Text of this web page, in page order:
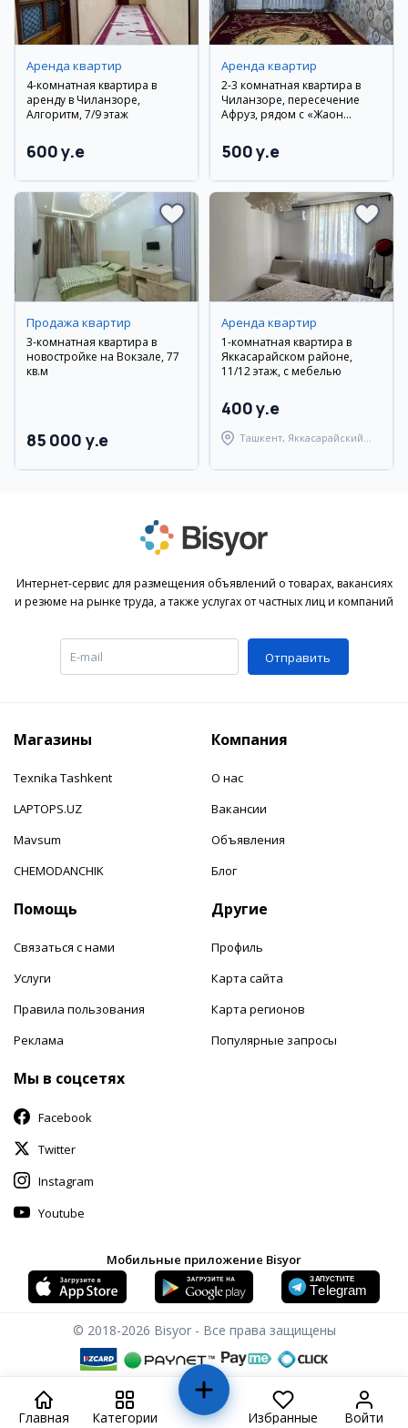
Аренда квартир
4-комнатная квартира в
аренду в Чиланзоре,
Алгоритм, 7/9 этаж
600 y.e
Аренда квартир
2-3 комнатная квартира в
Чиланзоре, пересечение
Афруз, рядом с «Жаҳон
500 y.e
Продажа квартир
3-комнатная квартира в
новостройке на Вокзале, 77
кв.м
85 000 y.e
Аренда квартир
1-комнатная квартира в
Яккасарайском районе,
11/12 этаж, с мебелью
400 y.e
Ташкент, Яккасарайский
Интернет-сервис для размещения объявлений о товарах, вакансиях
и резюме на рынке труда, а также услугах от частных лиц и компаний
Отправить
Магазины
Texnika Tashkent
LAPTOPS.UZ
Mavsum
CHEMODANCHIK
Компания
О нас
Вакансии
Объявления
Блог
Помощь
Связаться с нами
Услуги
Правила пользования
Реклама
Другие
Профиль
Карта сайта
Карта регионов
Популярные запросы
Мы в соцсетях
Facebook
Twitter
Instagram
Youtube
Мобильные приложение Bisyor
© 2018-2026 Bisyor - Все права защищены
Главная Категории Избранные Войти